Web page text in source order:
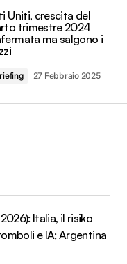
Uniti, crescita del
trimestre 2024
ma salgono i
27 Febbraio 2025
Italia, il risiko
e IA; Argentina